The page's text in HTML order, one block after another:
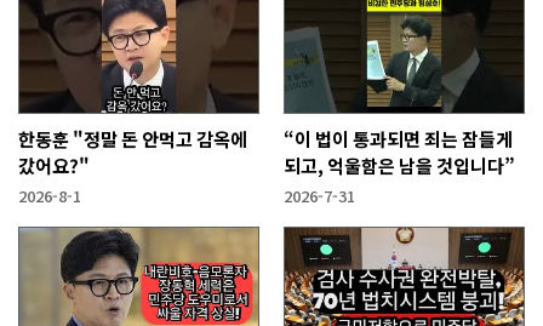
한동훈 "정말 돈 안먹고 감옥에
갔어요?"
2026-8-1
“이 법이 통과되면 죄는 잠들게
되고, 억울함은 남을 것입니다”
2026-7-31